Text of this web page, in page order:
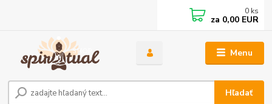
Menu
Hľadať
0 ks
za 0,00 EUR